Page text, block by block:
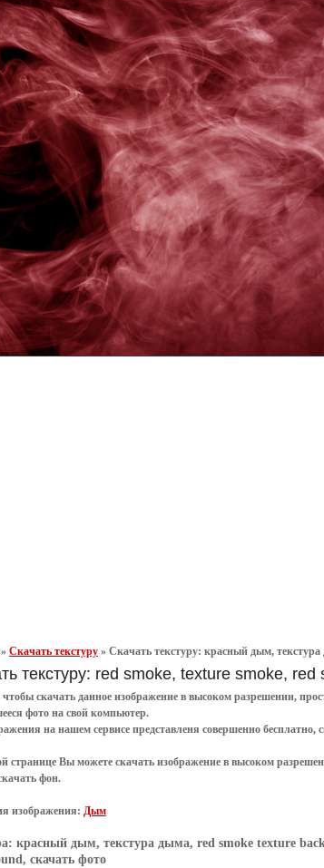
» Скачать текстуру » Скачать текстуру: красный дым,
текстуру: red smoke, texture smoke,
чтобы скачать данное изображение в высоком разрешении,
фото на свой компьютер.
на нашем сервисе представленя совершенно бесплатно,
странице Вы можете скачать изображение в высоком
фон.
изображения: Дым
красный дым, текстура дыма, red smoke texture
скачать фото